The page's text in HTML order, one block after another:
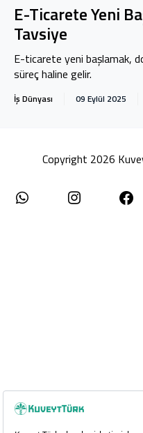
E-Ticarete Yeni
Tavsiye
E-ticarete yeni başlamak,
süreç haline gelir.
İş Dünyası 09 Eylül 2025
Copyright 2026